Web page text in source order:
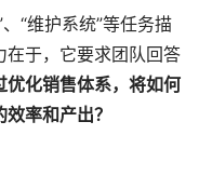
“维护系统”等任务描
在于，它要求团队回答
优化销售体系，将如何
率和产出？